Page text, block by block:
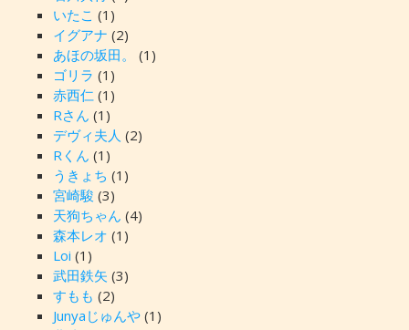
いたこ (1)
イグアナ (2)
あほの坂田。
(1)
ゴリラ (1)
赤西仁 (1)
Rさん (1)
デヴィ夫人 (2)
Rくん (1)
うきょち (1)
宮崎駿 (3)
天狗ちゃん (4)
森本レオ (1)
Loi (1)
武田鉄矢 (3)
すもも (2)
Junyaじゅんや(1)